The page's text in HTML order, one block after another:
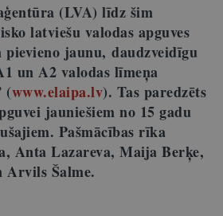
(LVA) līdz šim
latviešu valodas apguves
jaunu, daudzveidīgu
un A2 valodas līmeņa
(www.elaipa.lv). Tas paredzēts
jauniešiem no 15 gadu
Pašmācības rīka
Anta Lazareva, Maija Berķe,
Arvils Šalme.